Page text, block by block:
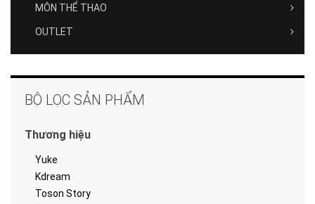
MÔN THỂ THAO
OUTLET
BỘ LỌC SẢN PHẨM
Thương hiệu
Yuke
Kdream
Toson Story